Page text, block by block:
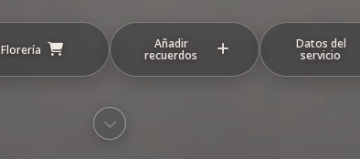
Florería Añadir
recuerdos
Datos del
servicio